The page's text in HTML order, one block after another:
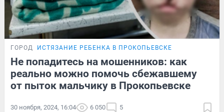
ГОРОД ИСТЯЗАНИЕ РЕБЕНКА В ПРОКОПЬЕВСКЕ
Не попадитесь на мошенников: как
реально можно помочь сбежавшему
от пыток мальчику в Прокопьевске
30 ноября, 2024, 16:04 6 050 5